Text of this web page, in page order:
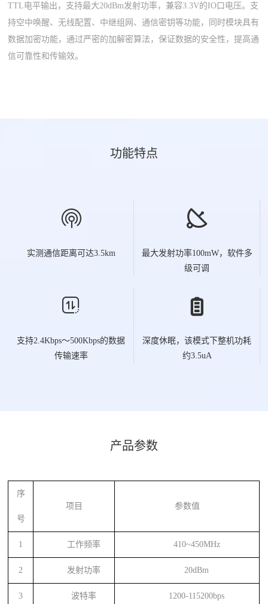
TTL电平输出，支持最大20dBm发射功率，兼容3.3V的IO口电压。支
持空中唤醒、无线配置、中继组网、通信密钥等功能，同时模块具有
数据加密功能，通过严密的加解密算法，保证数据的安全性，提高通
信可靠性和传输效。
功能特点

实测通信距离可达3.5km

最大发射功率100mW，软件多
级可调

支持2.4Kbps～500Kbps的数据
传输速率

深度休眠，该模式下整机功耗
约3.5uA
产品参数
序
号
项目 参数值
1 工作频率 410~450MHz
2 发射功率 20dBm
3 波特率 1200-115200bps